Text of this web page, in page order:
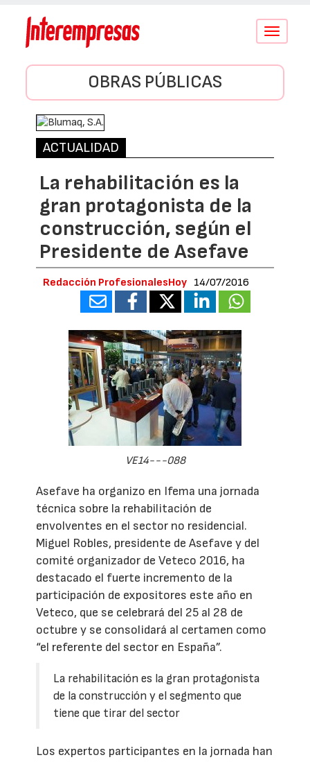
Conmutar
OBRAS PÚBLICAS
ACTUALIDAD
La rehabilitación es la
gran protagonista de la
construcción, según el
Presidente de Asefave
Redacción ProfesionalesHoy 14/07/2016
VE14---088
Asefave ha organizo en Ifema una jornada
técnica sobre la rehabilitación de
envolventes en el sector no residencial.
Miguel Robles, presidente de Asefave y del
comité organizador de Veteco 2016, ha
destacado el fuerte incremento de la
participación de expositores este año en
Veteco, que se celebrará del 25 al 28 de
octubre y se consolidará al certamen como
“el referente del sector en España”.
La rehabilitación es la gran protagonista
de la construcción y el segmento que
tiene que tirar del sector
Los expertos participantes en la jornada han